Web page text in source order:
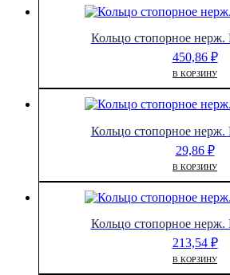
Кольцо стопорное
450,86 ₽
В КОРЗИНУ
Кольцо стопорное
29,86 ₽
В КОРЗИНУ
Кольцо стопорное
213,54 ₽
В КОРЗИНУ